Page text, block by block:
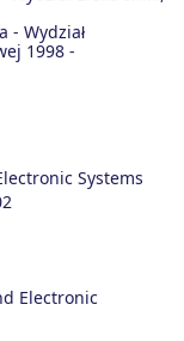
- Wydział
1998 -
Systems
Electronic